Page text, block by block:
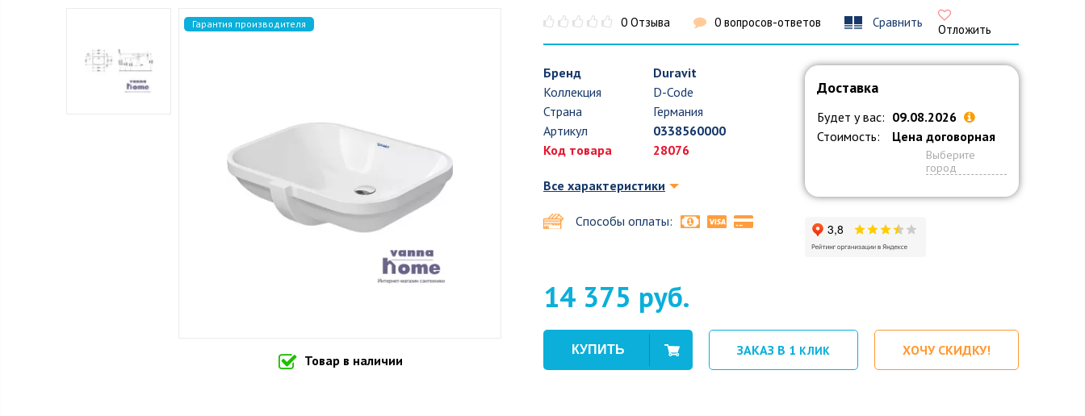
Гарантия производителя
Товар в наличии
0 Отзыва 0 вопросов-ответов Сравнить Отложить
Бренд
Duravit
Коллекция
D-Code
Страна
Германия
Артикул
0338560000
Код товара
28076
Все характеристики
Способы оплаты:
Доставка
Будет у вас: 09.08.2026
Стоимость:
Цена договорная
Выберите
город
14 375 руб.
ЗАКАЗ В 1 КЛИК ХОЧУ СКИДКУ!